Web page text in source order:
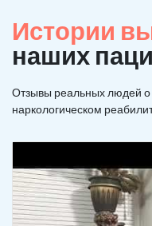
Истории
наших
Отзывы реальных людей
наркологическом